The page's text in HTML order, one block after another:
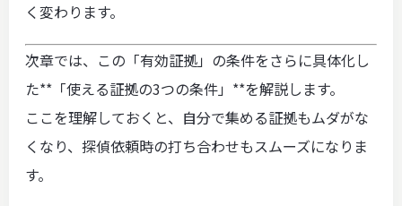
く変わります。
次章では、この「有効証拠」の条件をさらに具体化し
た**「使える証拠の3つの条件」**を解説します。
ここを理解しておくと、自分で集める証拠もムダがな
くなり、探偵依頼時の打ち合わせもスムーズになりま
す。